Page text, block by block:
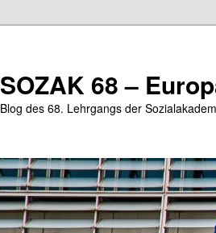
SOZAK 68 –
Blog des 68. Lehrgangs der